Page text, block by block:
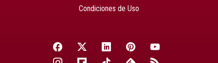
Condiciones de Uso